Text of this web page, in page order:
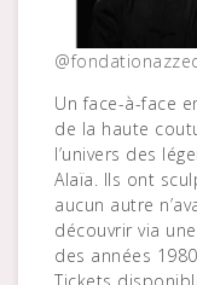
Un face-à-face
de la haute
l’univers des
Alaïa. Ils ont
aucun autre
découvrir via
des années
Tickets